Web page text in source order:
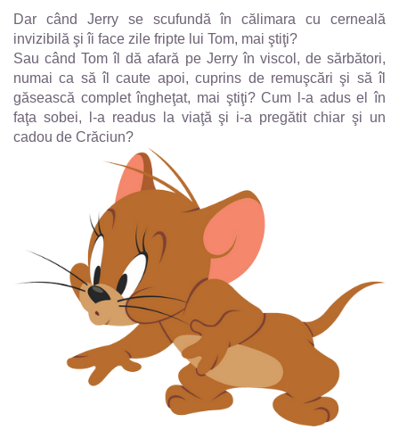
Dar când Jerry se scufundă în călimara cu cerneală
invizibilă şi îi face zile fripte lui Tom, mai ştiţi?
Sau când Tom îl dă afară pe Jerry în viscol, de sărbători,
numai ca să îl caute apoi, cuprins de remuşcări şi să îl
găsească complet îngheţat, mai ştiţi? Cum l-a adus el în
faţa sobei, l-a readus la viaţă şi i-a pregătit chiar şi un
cadou de Crăciun?